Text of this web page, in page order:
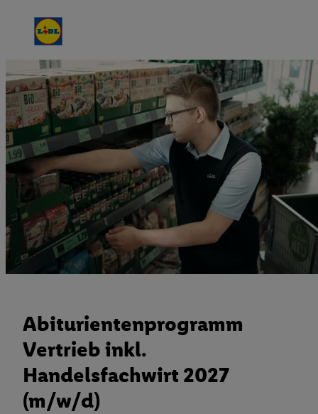
Abiturientenprogramm
Vertrieb inkl.
Handelsfachwirt 2027
(m/w/d)